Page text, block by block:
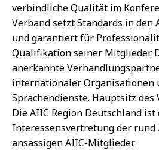
verbindliche Qualität im
Verband setzt Standards in
und garantiert für
Qualifikation seiner Mitglieder.
anerkannte
internationaler Organisationen
Sprachendienste. Hauptsitz des
Die AIIC Region Deutschland ist
Interessensvertretung der rund
ansässigen AIIC-Mitglieder.